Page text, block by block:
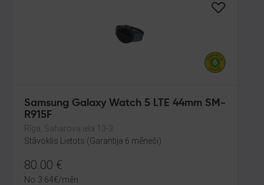
Samsung Galaxy Watch 5 LTE 44mm SM-
R915F
Rīga, Saharova iela 13-3
Stāvoklis Lietots (Garantija 6 mēneši)
80.00 €
No 3.64€/mēn.